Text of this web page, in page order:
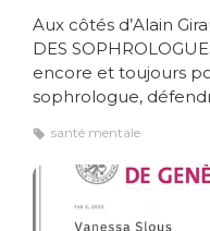
Aux côtés d’Alain
DES
encore et toujours
sophrologue,
santé mentale